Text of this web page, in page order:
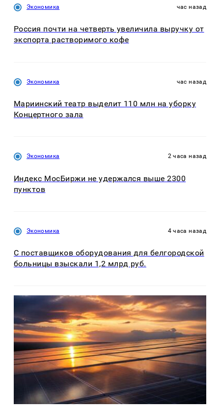
Экономика час назад
Россия почти на четверть увеличила выручку от
экспорта растворимого кофе
Экономика час назад
Мариинский театр выделит 110 млн на уборку
Концертного зала
Экономика 2 часа назад
Индекс МосБиржи не удержался выше 2300
пунктов
Экономика 4 часа назад
С поставщиков оборудования для белгородской
больницы взыскали 1,2 млрд руб.